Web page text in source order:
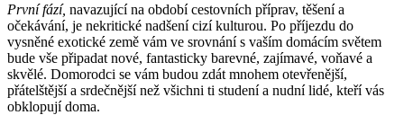
První fází, navazující na období cestovních příprav, těšení a
očekávání, je nekritické nadšení cizí kulturou. Po příjezdu do
vysněné exotické země vám ve srovnání s vaším domácím světem
bude vše připadat nové, fantasticky barevné, zajímavé, voňavé a
skvělé. Domorodci se vám budou zdát mnohem otevřenější,
přátelštější a srdečnější než všichni ti studení a nudní lidé, kteří vás
obklopují doma.